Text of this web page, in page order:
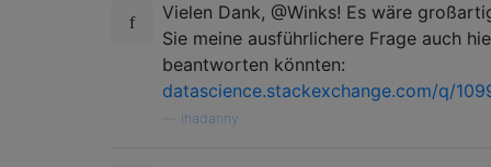
Vielen Dank, @Winks! Es wäre
Sie meine ausführlichere Frage auch
beantworten könnten:
datascience.stackexchange.com/q/
ihadanny